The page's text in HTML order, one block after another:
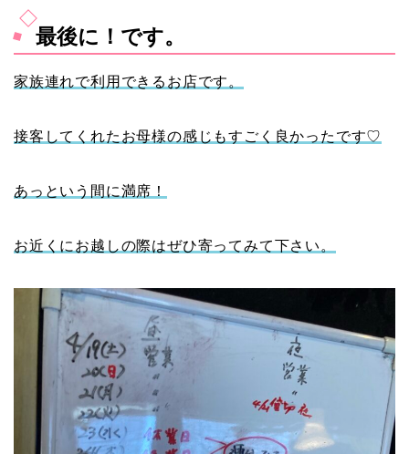
最後に！です。
家族連れで利用できるお店です。
接客してくれたお母様の感じもすごく良かったです♡
あっという間に満席！
お近くにお越しの際はぜひ寄ってみて下さい。